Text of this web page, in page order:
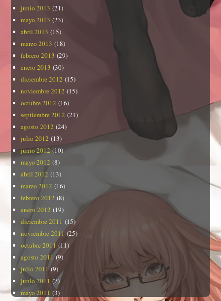
junio 2013 (21)
mayo 2013 (23)
abril 2013 (15)
marzo 2013 (18)
febrero 2013 (29)
enero 2013 (30)
diciembre 2012 (15)
noviembre 2012 (15)
octubre 2012 (16)
septiembre 2012 (21)
agosto 2012 (24)
julio 2012 (13)
junio 2012(10)
mayo 2012 (8)
abril 2012 (13)
marzo 2012 (16)
febrero 2012 (8)
enero 2012 (19)
diciembre 2011 (15)
noviembre 2011 (25)
octubre 2011 (11)
agosto 2011(9)
julio 2011(9)
junio 2011 (7)
mayo 2011 (3)